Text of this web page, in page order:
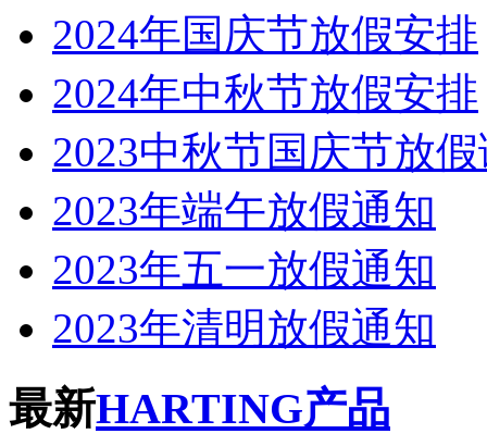
2024年国庆节放假安排
2024年中秋节放假安排
2023中秋节国庆节放
2023年端午放假通知
2023年五一放假通知
2023年清明放假通知
最新HARTING产品